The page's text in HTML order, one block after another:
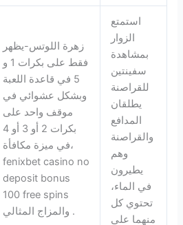
زهرة اللوتس-يظهر
فقط على بكرات 1 و
5 في قاعدة اللعبة
وبشكل عشوائي في
موقف واحد على
بكرات 2 أو 3 أو 4
في ميزة مكافأة،
fenixbet casino no
deposit bonus
100 free spins
والمزاج المثالي .
استمتع
الزوار
بمشاهدة
سفينتين
للقراصنة
يطلقان
المدافع
والقراصنة
وهم
يطيرون
في الماء،
تحتوي كل
منهما على